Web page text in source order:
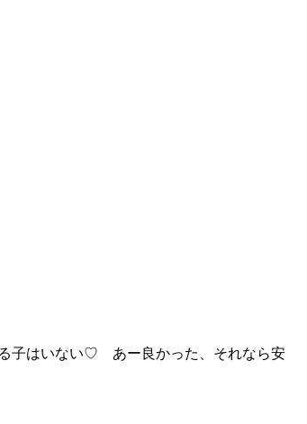
る子はいない♡ あー良かった、それなら安